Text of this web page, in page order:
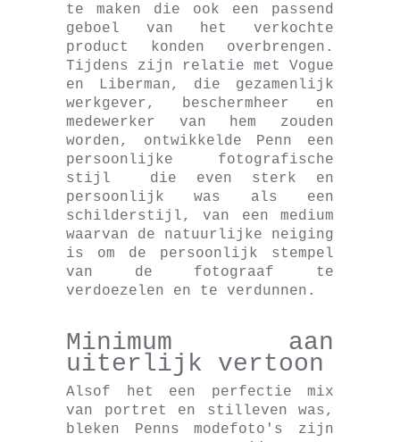
te maken die ook een passend
geboel van het verkochte
product konden overbrengen.
Tijdens zijn relatie met Vogue
en Liberman, die gezamenlijk
werkgever, beschermheer en
medewerker van hem zouden
worden, ontwikkelde Penn een
persoonlijke fotografische
stijl die even sterk en
persoonlijk was als een
schilderstijl, van een medium
waarvan de natuurlijke neiging
is om de persoonlijk stempel
van de fotograaf te
verdoezelen en te verdunnen.
Minimum aan
uiterlijk vertoon
Alsof het een perfectie mix
van portret en stilleven was,
bleken Penns modefoto's zijn